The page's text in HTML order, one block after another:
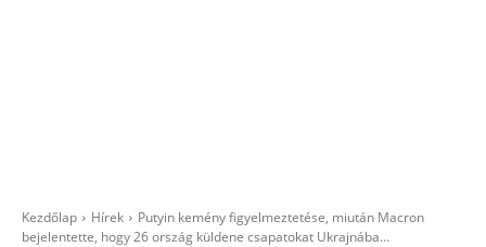
Kezdőlap Hírek
Putyin kemény figyelmeztetése, miután Macron
bejelentette, hogy 26 ország küldene csapatokat Ukrajnába...